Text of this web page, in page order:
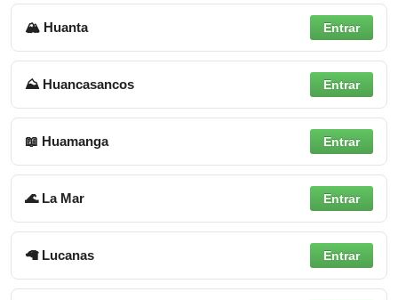
🏔 Huanta Entrar
⛰ Huancasancos Entrar
📖 Huamanga Entrar
🌊 La Mar Entrar
🦙 Lucanas Entrar